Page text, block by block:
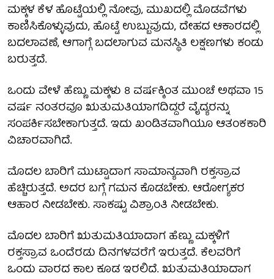
ಮಕ್ಕಳ ಕೆಳ ಹೊಟ್ಟೆಯಲ್ಲಿ ನೋವು, ಮುಖದಲ್ಲಿ ಮೊಡವೆಗಳು
ಕಾಣಿಸಿಕೊಳ್ಳುವುದು, ಹೊಟ್ಟೆ ಉಬ್ಬುವುದು, ದೇಹದ ಆಕಾರದಲ್ಲಿ
ಬದಲಾವಣೆ, ಆಗಾಗ್ಗೆ ಬದಲಾಗುವ ಮನಸ್ಥಿತಿ ಲಕ್ಷಣಗಳು ಕಂಡು
ಬರುತ್ತದೆ.
ಒಂದು ವೇಳೆ ಹೆಣ್ಣು ಮಕ್ಕಳು 8 ವರ್ಷಕ್ಕಿಂತ ಮುಂಚೆ ಅಥವಾ 15
ವರ್ಷ ನಂತರವೂ ಋತುಮತಿಯಾಗದಿದ್ದರೆ ವೈದ್ಯರನ್ನು
ಸಂಪರ್ಕಿಸಬೇಕಾಗುತ್ತದೆ. ಇದು ಖಂಡಿತವಾಗಿಯೂ ಆತಂಕಕಾರಿ
ವಿಚಾರವಾಗಿದೆ.
ಮೊದಲ ಬಾರಿಗೆ ಮುಟ್ಟಾದಾಗ ಸಾಮಾನ್ಯವಾಗಿ ರಕ್ತಸ್ರಾವ
ಹೆಚ್ಚಿರುತ್ತದೆ. ಅದರ ಬಗ್ಗೆ ಗಮನ ಕೊಡಬೇಕು. ಆರೋಗ್ಯಕರ
ಆಹಾರ ನೀಡಬೇಕು. ಸಾಕಷ್ಟು ವಿಶ್ರಾಂತಿ ನೀಡಬೇಕು.
ಮೊದಲ ಬಾರಿಗೆ ಋತುಮತಿಯಾದಾಗ ಹೆಣ್ಣು ಮಕ್ಕಳಿಗೆ
ರಕ್ತಸ್ರಾವ ಒಂದೆರಡು ದಿನಗಳವರೆಗೆ ಇರುತ್ತದೆ. ಕೆಲವರಿಗೆ
ಒಂದು ವಾರದ ಕಾಲ ಕೂಡ ಇರಲಿದೆ. ಋತುಮತಿಯಾದಾಗ